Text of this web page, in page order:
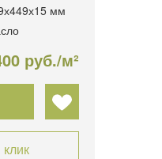
мм
руб./м²